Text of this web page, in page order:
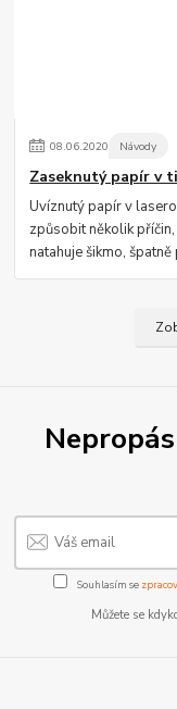
08.06.2020 Návody
Zaseknutý papír v
Uvíznutý papír v
způsobit několik
natahuje šikmo,
Souhlasím se
Můžete se